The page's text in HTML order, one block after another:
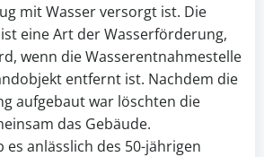
mit Wasser versorgt ist. Die
eine Art der Wasserförderung,
wenn die Wasserentnahmestelle
entfernt ist. Nachdem die
aufgebaut war löschten die
das Gebäude.
es anlässlich des 50-jährigen